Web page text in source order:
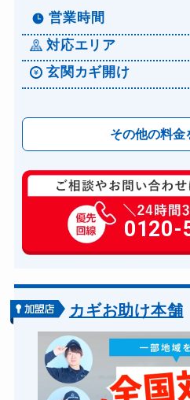
営業時間
対応エリア
玄関カギ開け
その他の料金
玄関カギ修理
玄関カギ作成
玄関カギ交換
バイクカギ開け
バイクカギ作成
スーツケースカギ開け
スーツケースカギ作成
0120-
カギお助け本舗